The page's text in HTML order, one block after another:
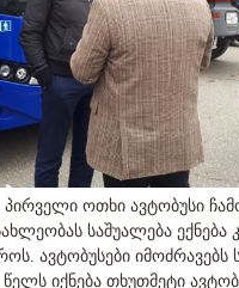
ოთხი ავტობუსი
საშუალება
ავტობუსები
იქნება თხუთმეტი